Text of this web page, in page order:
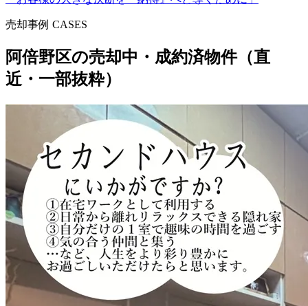
売却事例 CASES
阿倍野区の売却中・成約済物件（直
近・一部抜粋）